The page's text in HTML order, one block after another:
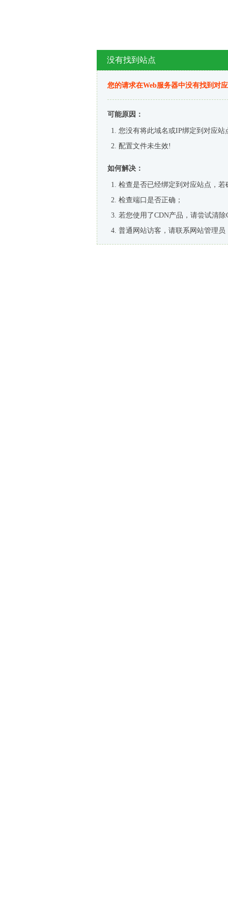
没有找到站点
您的请求在Web服务器中没有找到对
可能原因：
您没有将此域名或IP绑定到对应站
配置文件未生效!
如何解决：
检查是否已经绑定到对应站点，
检查端口是否正确；
若您使用了CDN产品，请尝试清除
普通网站访客，请联系网站管理员